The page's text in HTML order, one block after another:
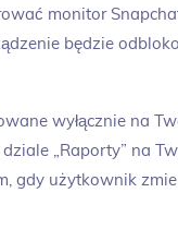
monitor
będzie
wyłącznie na
„Raporty” na
gdy użytkownik